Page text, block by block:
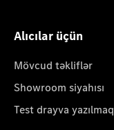
Alıcılar üçün
Mövcud təkliflər
Showroom siyahısı
Test drayva yazılmaq